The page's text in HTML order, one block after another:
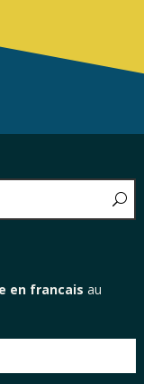
en francais au